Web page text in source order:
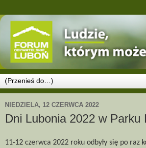
NIEDZIELA, 12 CZERWCA 2022
Dni Lubonia 2022 w Parku
11-12 czerwca 2022 roku odbyły się po raz